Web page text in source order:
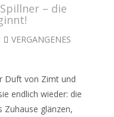
– die
VERGANGENES
Duft von Zimt und
endlich wieder: die
Zuhause glänzen,